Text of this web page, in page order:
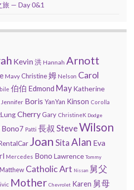
旅 — Day 0&1
Kevin洪 Hannah Arnott
Mavy Christine姆 Nelson Carol
伯伯 Edmond May Katherine
Jennifer Boris YanYan Kinson Corolla
CherryGary ChristineK Dodge
Bono7 Patti 長叔SteveWilson
JoanSitaAlan Eva
Mercedes Bono Lawrence Tommy
Matthew Catholic Art Nissan 舅父
Mother Chevrolet Karen 舅母